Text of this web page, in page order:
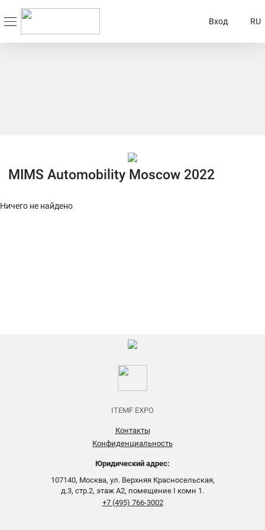
Вход RU
MIMS Automobility Moscow 2022
Ничего не найдено
ITEMF EXPO
Контакты
Конфиденциальность
Юридический адрес:
107140, Москва, ул. Верхняя Красносельская,
д.3, стр.2, этаж А2, помещение I комн 1.
+7 (495) 766-3002